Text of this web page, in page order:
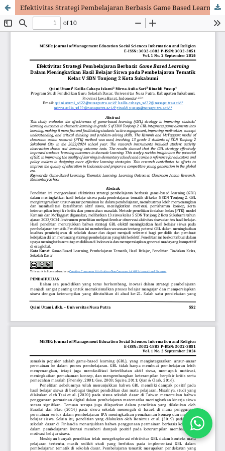
Efektivitas Strategi Pembelajaran Berbasis Game Based Learning Dalam Meningkatkan Hasil Belajar Siswa pada Pembelajaran Tematik Kelas V SDN Tonjong 2 Kota Sukabumi